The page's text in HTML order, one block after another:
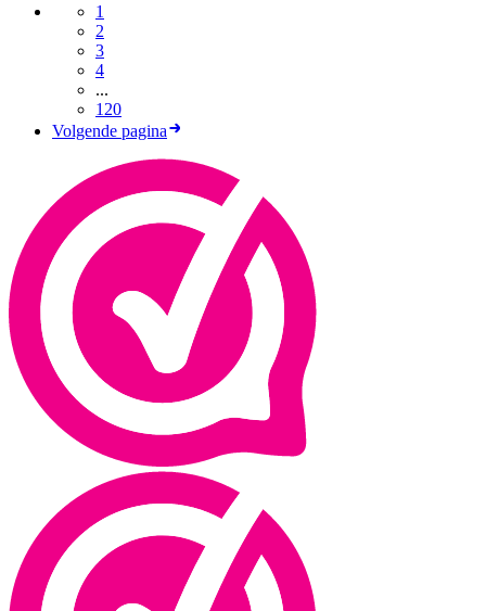
1
2
3
4
...
120
Volgende pagina